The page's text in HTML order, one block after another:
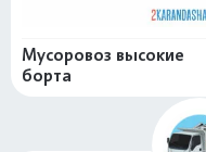
Мусоровоз высокие
борта